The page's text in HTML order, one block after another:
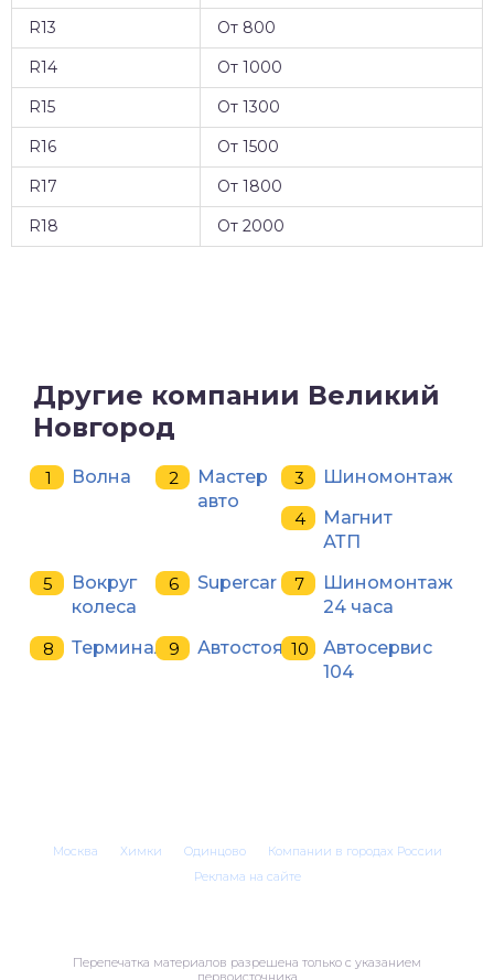
R13
От 800
R14
От 1000
R15
От 1300
R16
От 1500
R17
От 1800
R18
От 2000
Другие компании Великий
Новгород
Волна
Мастер
авто
Шиномонтаж
Магнит
АТП
Вокруг
колеса
Supercar
Шиномонтаж
24 часа
Терминал
Автостоянка Автосервис
104
Москва Химки Одинцово
Компании в городах России
Реклама на сайте
Перепечатка материалов разрешена только с указанием
первоисточника